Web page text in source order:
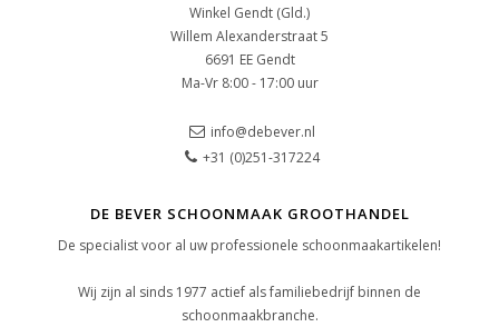
Winkel Gendt (Gld.)
Willem Alexanderstraat 5
6691 EE Gendt
Ma-Vr 8:00 - 17:00 uur
info@debever.nl
+31 (0)251-317224
DE BEVER SCHOONMAAK GROOTHANDEL
De specialist voor al uw professionele schoonmaakartikelen!
Wij zijn al sinds 1977 actief als familiebedrijf binnen de
schoonmaakbranche.